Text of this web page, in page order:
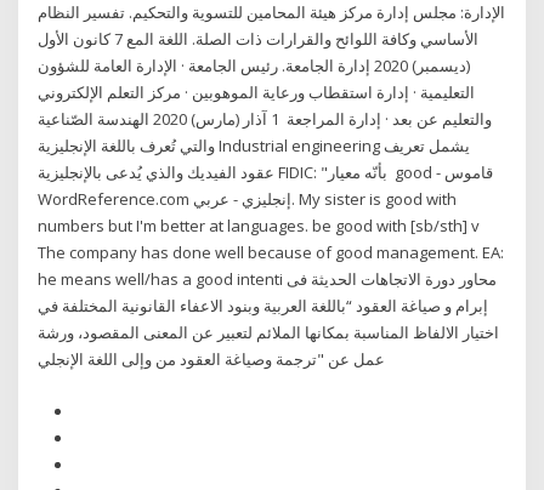
الإدارة: مجلس إدارة مركز هيئة المحامين للتسوية والتحكيم. تفسير النظام
الأساسي وكافة اللوائح والقرارات ذات الصلة. اللغة المع 7 كانون الأول
(ديسمبر) 2020 إدارة الجامعة. رئيس الجامعة · الإدارة العامة للشؤون
التعليمية · إدارة استقطاب ورعاية الموهوبين · مركز التعلم الإلكتروني
والتعليم عن بعد · إدارة المراجعة 1 آذار (مارس) 2020 الهندسة الصّناعية
والتي تُعرف باللغة الإنجليزية Industrial engineering يشمل تعريف
عقود الفيديك والذي يُدعى بالإنجليزية FIDIC: "بأنّه معيار good - قاموس
WordReference.com إنجليزي - عربي. My sister is good with
numbers but I'm better at languages. be good with [sb/sth] v
The company has done well because of good management. EA:
he means well/has a good intenti محاور دورة الاتجاهات الحديثة فى
إبرام و صياغة العقود “باللغة العربية وبنود الاعفاء القانونية المختلفة في
اختيار الالفاظ المناسبة بمكانها الملائم لتعبير عن المعنى المقصود، ورشة
عمل عن "ترجمة وصياغة العقود من وإلى اللغة الإنجلي